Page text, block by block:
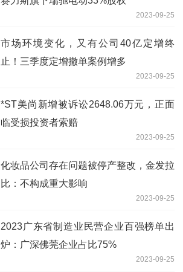
2023-09-25
市场环境变化，又有公司40亿定增终
止！三季度定增撤单案例增多
2023-09-25
*ST美尚新增被诉讼2648.06万元，正面
临受损投资者索赔
2023-09-25
化妆品公司存在问题被停产整改，金发拉
比：不构成重大影响
2023-09-25
2023广东省制造业民营企业百强榜单出
炉：广深佛莞企业占比75%
2023-09-25